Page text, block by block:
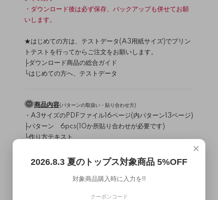
・ダウンロード後は必ず保存、バックアップも併せてお願
いします。
★はじめての方は、テストデータ(A3用紙サイズ)でプリン
トテストを行ってからご注文をお願いします。
├ダウンロード商品の総合ガイド
└はじめての方へ、テストデータ
商品内容(パターンの取扱い・貼り合わせ方)
・A3サイズのPDFファイル16ページ(内パターン13ページ)
├パターン 6pcs(10か所貼り合わせが必要です)
└作り方テキスト
材料（ 生地について/ 副資材について ）
肩線用伸び止めテープ又はバイヤス芯
×
2026.8.3 夏のトップス対象商品 5%OFF
対象商品購入時に入力を!!
クーポンコード